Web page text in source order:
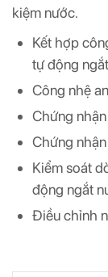
kiệm nước.
Kết hợp
tự động
Công nhệ
Chứng
Chứng
Kiểm soát
động ngắt
Điều chỉnh